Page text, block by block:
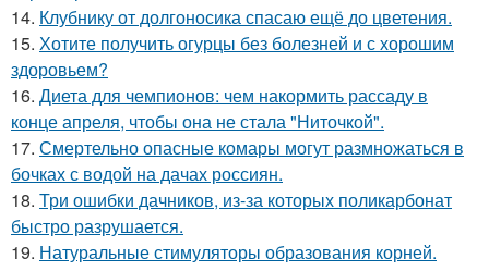
14. Клубнику от долгоносика спасаю ещё до цветения.
15. Хотите получить огурцы без болезней и с хорошим
здоровьем?
16. Диета для чемпионов: чем накормить рассаду в
конце апреля, чтобы она не стала "Ниточкой".
17. Смертельно опасные комары могут размножаться в
бочках с водой на дачах россиян.
18. Три ошибки дачников, из-за которых поликарбонат
быстро разрушается.
19. Натуральные стимуляторы образования корней.